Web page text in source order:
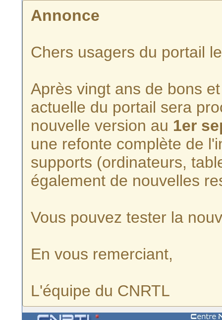
Annonce
Chers usagers du portail
Après vingt ans de bons
actuelle du portail sera
nouvelle version au 1er
une refonte complète de
supports (ordinateurs,
également de nouvelles
Vous pouvez tester la
En vous remerciant,
L'équipe du CNRTL